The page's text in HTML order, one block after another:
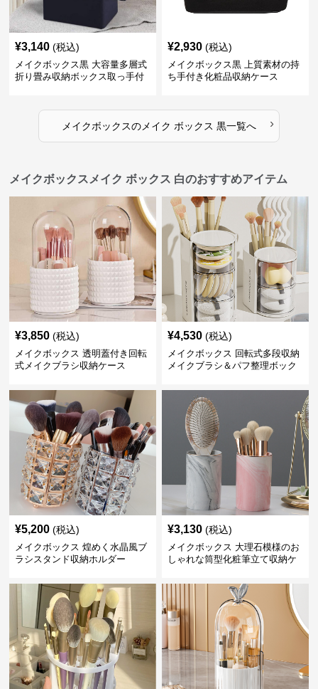
¥3,140 (税込)
メイクボックス黒 大容量多層式
折り畳み収納ボックス取っ手付
¥2,930 (税込)
メイクボックス黒 上質素材の持
ち手付き化粧品収納ケース
メイクボックスのメイク ボックス 黒一覧へ ›
メイクボックスメイク ボックス 白のおすすめアイテム
¥3,850 (税込)
メイクボックス 透明蓋付き回転
式メイクブラシ収納ケース
¥4,530 (税込)
メイクボックス 回転式多段収納
メイクブラシ＆パフ整理ボック
¥5,200 (税込)
メイクボックス 煌めく水晶風ブ
ラシスタンド収納ホルダー
¥3,130 (税込)
メイクボックス 大理石模様のお
しゃれな筒型化粧筆立て収納ケ